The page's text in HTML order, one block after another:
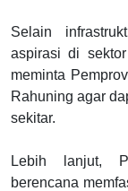
Selain
aspirasi di
meminta
Rahuning agar
sekitar.
Lebih lanjut,
berencana